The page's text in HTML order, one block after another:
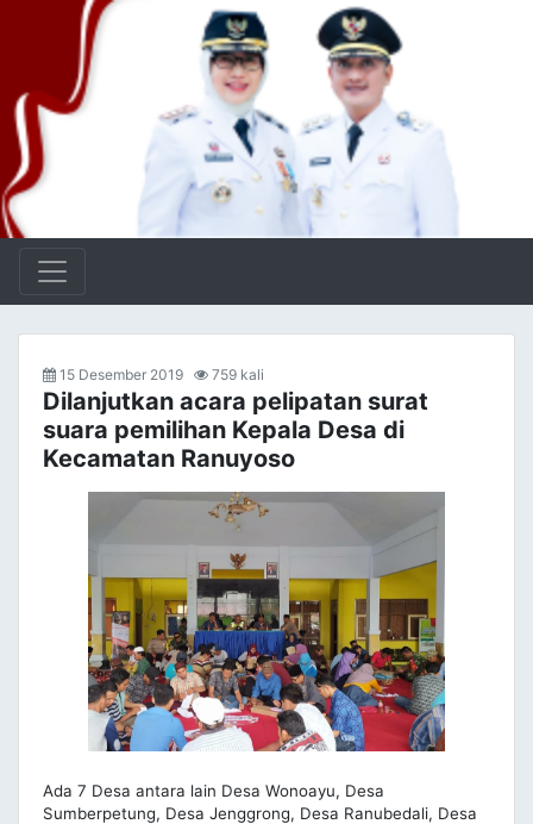
15 Desember 2019 759 kali
Dilanjutkan acara pelipatan surat
suara pemilihan Kepala Desa di
Kecamatan Ranuyoso
Ada 7 Desa antara lain Desa Wonoayu, Desa
Sumberpetung, Desa Jenggrong, Desa Ranubedali, Desa